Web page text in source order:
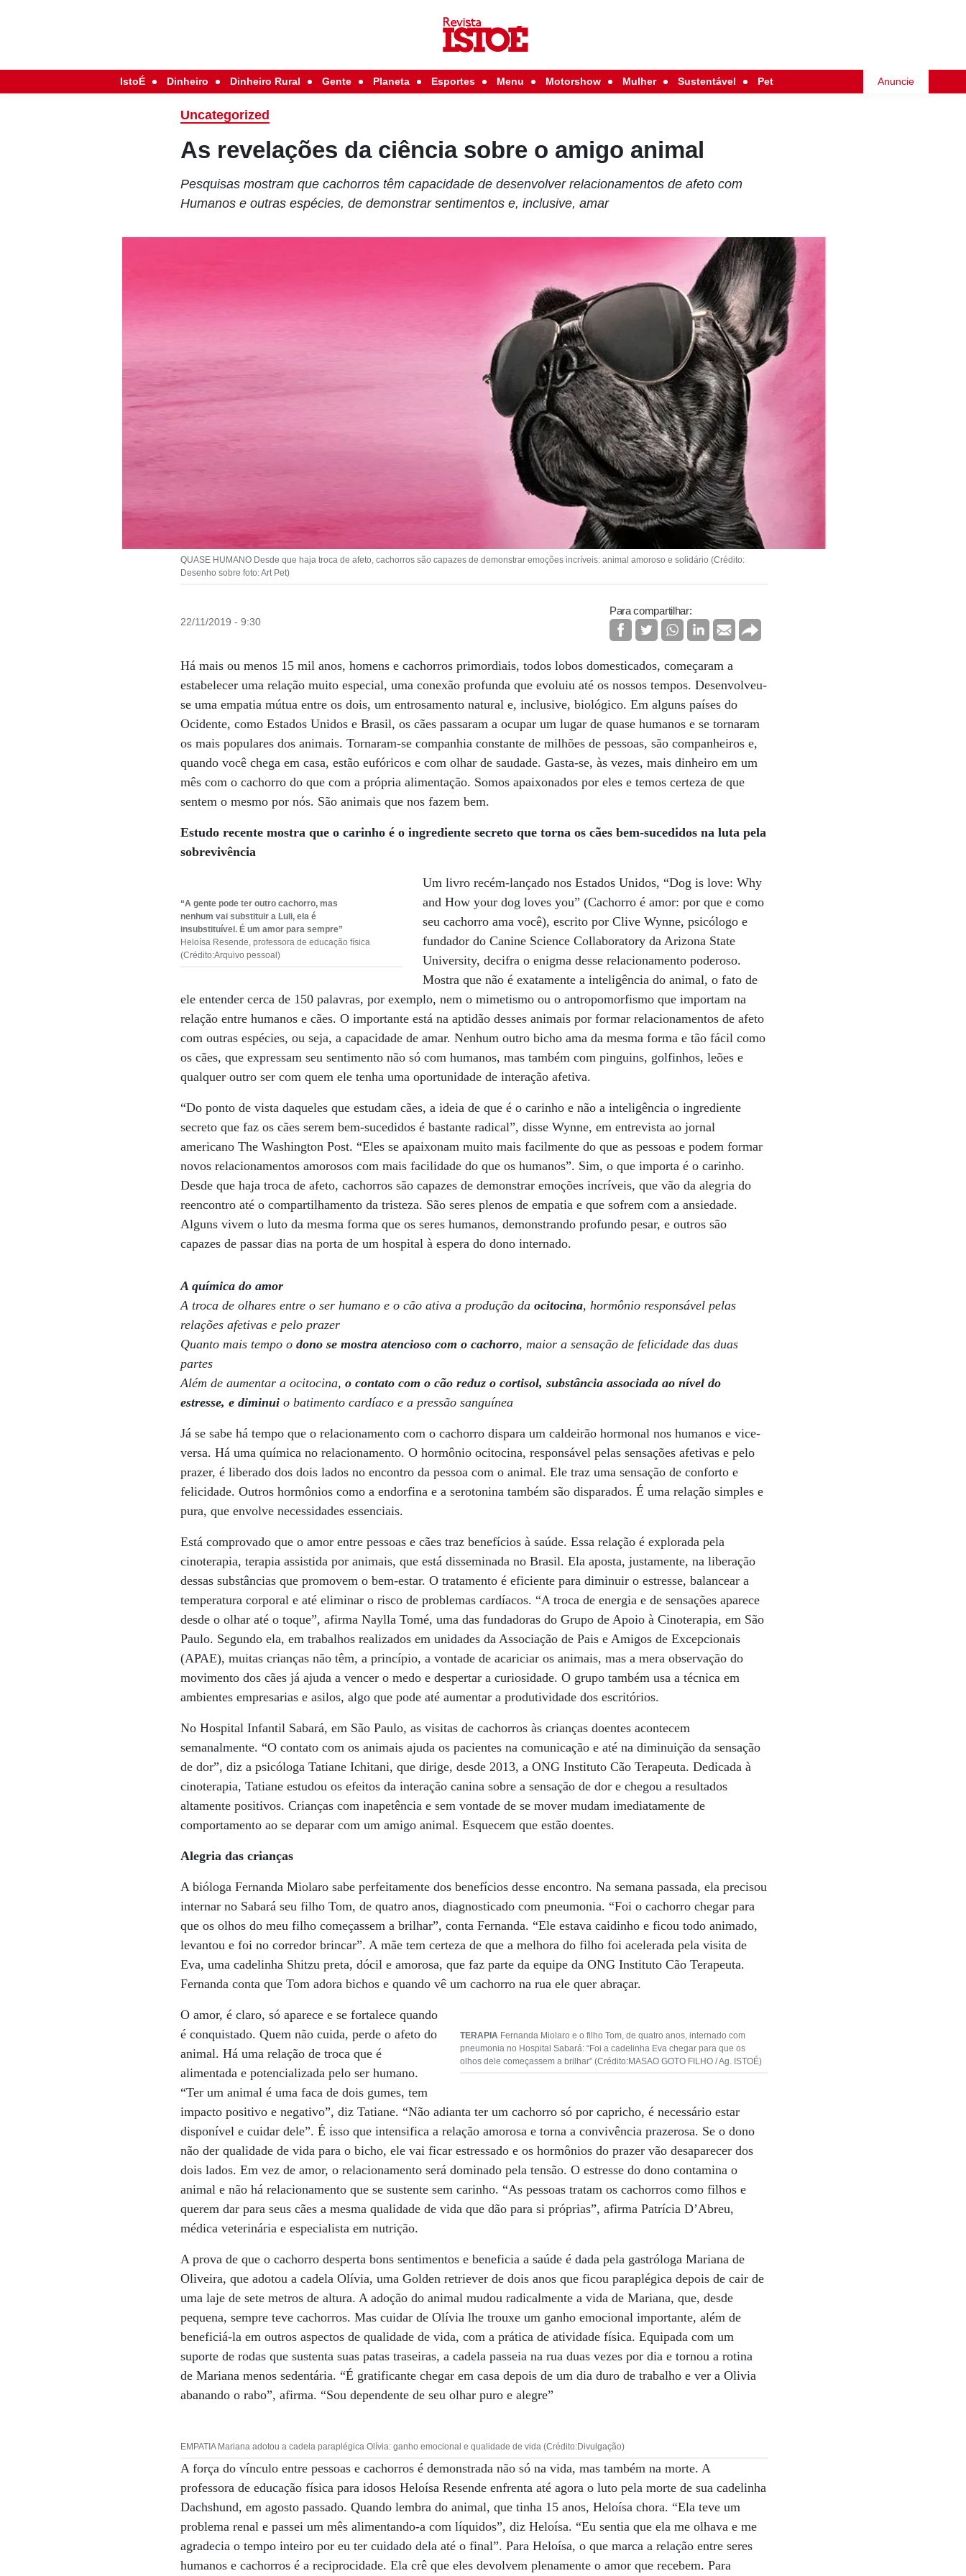
IstoÉ Dinheiro Dinheiro Rural Gente Planeta Esportes Menu Motorshow Mulher Sustentável Pet Anuncie
Uncategorized
As revelações da ciência sobre o amigo animal
Pesquisas mostram que cachorros têm capacidade de desenvolver relacionamentos de afeto com
Humanos e outras espécies, de demonstrar sentimentos e, inclusive, amar
QUASE HUMANO Desde que haja troca de afeto, cachorros são capazes de demonstrar emoções incríveis: animal amoroso e solidário (Crédito:
Desenho sobre foto: Art Pet)
22/11/2019 - 9:30
Para compartilhar:
Há mais ou menos 15 mil anos, homens e cachorros primordiais, todos lobos domesticados, começaram a
estabelecer uma relação muito especial, uma conexão profunda que evoluiu até os nossos tempos. Desenvolveu-
se uma empatia mútua entre os dois, um entrosamento natural e, inclusive, biológico. Em alguns países do
Ocidente, como Estados Unidos e Brasil, os cães passaram a ocupar um lugar de quase humanos e se tornaram
os mais populares dos animais. Tornaram-se companhia constante de milhões de pessoas, são companheiros e,
quando você chega em casa, estão eufóricos e com olhar de saudade. Gasta-se, às vezes, mais dinheiro em um
mês com o cachorro do que com a própria alimentação. Somos apaixonados por eles e temos certeza de que
sentem o mesmo por nós. São animais que nos fazem bem.
Estudo recente mostra que o carinhoé o ingrediente secreto que torna os cães bem-sucedidos na luta pela
sobrevivência
“A gente pode ter outro cachorro, mas
nenhum vai substituir a Luli, ela é
insubstituível. É um amor para sempre”
Heloísa Resende, professora de educação física
(Crédito:Arquivo pessoal)
Um livro recém-lançado nos Estados Unidos, “Dog is love: Why
and How your dog loves you” (Cachorro é amor: por que e como
seu cachorro ama você), escrito por Clive Wynne, psicólogo e
fundador do Canine Science Collaboratory da Arizona State
University, decifra o enigma desse relacionamento poderoso.
Mostra que não é exatamente a inteligência do animal, o fato de
ele entender cerca de 150 palavras, por exemplo, nem o mimetismo ou o antropomorfismo que importam na
relação entre humanos e cães. O importante está na aptidão desses animais por formar relacionamentos de afeto
com outras espécies, ou seja, a capacidade de amar. Nenhum outro bicho ama da mesma forma e tão fácil como
os cães, que expressam seu sentimento não só com humanos, mas também com pinguins, golfinhos, leões e
qualquer outro ser com quem ele tenha uma oportunidade de interação afetiva.
“Do ponto de vista daqueles que estudam cães, a ideia de que é o carinho e não a inteligência o ingrediente
secreto que faz os cães serem bem-sucedidos é bastante radical”, disse Wynne, em entrevista ao jornal
americano The Washington Post. “Eles se apaixonam muito mais facilmente do que as pessoas e podem formar
novos relacionamentos amorosos com mais facilidade do que os humanos”. Sim, o que importa é o carinho.
Desde que haja troca de afeto, cachorros são capazes de demonstrar emoções incríveis, que vão da alegria do
reencontro até o compartilhamento da tristeza. São seres plenos de empatia e que sofrem com a ansiedade.
Alguns vivem o luto da mesma forma que os seres humanos, demonstrando profundo pesar, e outros são
capazes de passar dias na porta de um hospital à espera do dono internado.
A química do amor
A troca de olhares entre o ser humano e o cão ativa a produção daocitocina, hormônio responsável pelas
relações afetivas e pelo prazer
Quanto mais tempo odono se mostra atencioso com o cachorro, maior a sensação de felicidade das duas
partes
Além de aumentar a ocitocina,o contato com o cão reduz o cortisol, substância associada ao nível do
estresse, e diminui o batimento cardíaco e a pressão sanguínea
Já se sabe há tempo que o relacionamento com o cachorro dispara um caldeirão hormonal nos humanos e vice-
versa. Há uma química no relacionamento. O hormônio ocitocina, responsável pelas sensações afetivas e pelo
prazer, é liberado dos dois lados no encontro da pessoa com o animal. Ele traz uma sensação de conforto e
felicidade. Outros hormônios como a endorfina e a serotonina também são disparados. É uma relação simples e
pura, que envolve necessidades essenciais.
Está comprovado que o amor entre pessoas e cães traz benefícios à saúde. Essa relação é explorada pela
cinoterapia, terapia assistida por animais, que está disseminada no Brasil. Ela aposta, justamente, na liberação
dessas substâncias que promovem o bem-estar. O tratamento é eficiente para diminuir o estresse, balancear a
temperatura corporal e até eliminar o risco de problemas cardíacos. “A troca de energia e de sensações aparece
desde o olhar até o toque”, afirma Naylla Tomé, uma das fundadoras do Grupo de Apoio à Cinoterapia, em São
Paulo. Segundo ela, em trabalhos realizados em unidades da Associação de Pais e Amigos de Excepcionais
(APAE), muitas crianças não têm, a princípio, a vontade de acariciar os animais, mas a mera observação do
movimento dos cães já ajuda a vencer o medo e despertar a curiosidade. O grupo também usa a técnica em
ambientes empresarias e asilos, algo que pode até aumentar a produtividade dos escritórios.
No Hospital Infantil Sabará, em São Paulo, as visitas de cachorros às crianças doentes acontecem
semanalmente. “O contato com os animais ajuda os pacientes na comunicação e até na diminuição da sensação
de dor”, diz a psicóloga Tatiane Ichitani, que dirige, desde 2013, a ONG Instituto Cão Terapeuta. Dedicada à
cinoterapia, Tatiane estudou os efeitos da interação canina sobre a sensação de dor e chegou a resultados
altamente positivos. Crianças com inapetência e sem vontade de se mover mudam imediatamente de
comportamento ao se deparar com um amigo animal. Esquecem que estão doentes.
Alegria das crianças
A bióloga Fernanda Miolaro sabe perfeitamente dos benefícios desse encontro. Na semana passada, ela precisou
internar no Sabará seu filho Tom, de quatro anos, diagnosticado com pneumonia. “Foi o cachorro chegar para
que os olhos do meu filho começassem a brilhar”, conta Fernanda. “Ele estava caidinho e ficou todo animado,
levantou e foi no corredor brincar”. A mãe tem certeza de que a melhora do filho foi acelerada pela visita de
Eva, uma cadelinha Shitzu preta, dócil e amorosa, que faz parte da equipe da ONG Instituto Cão Terapeuta.
Fernanda conta que Tom adora bichos e quando vê um cachorro na rua ele quer abraçar.
TERAPIAFernanda Miolaro e o filho Tom, de quatro anos, internado com
pneumonia no Hospital Sabará: “Foi a cadelinha Eva chegar para que os
olhos dele começassem a brilhar” (Crédito:MASAO GOTO FILHO / Ag. ISTOÉ)
O amor, é claro, só aparece e se fortalece quando
é conquistado. Quem não cuida, perde o afeto do
animal. Há uma relação de troca que é
alimentada e potencializada pelo ser humano.
“Ter um animal é uma faca de dois gumes, tem
impacto positivo e negativo”, diz Tatiane. “Não adianta ter um cachorro só por capricho, é necessário estar
disponível e cuidar dele”. É isso que intensifica a relação amorosa e torna a convivência prazerosa. Se o dono
não der qualidade de vida para o bicho, ele vai ficar estressado e os hormônios do prazer vão desaparecer dos
dois lados. Em vez de amor, o relacionamento será dominado pela tensão. O estresse do dono contamina o
animal e não há relacionamento que se sustente sem carinho. “As pessoas tratam os cachorros como filhos e
querem dar para seus cães a mesma qualidade de vida que dão para si próprias”, afirma Patrícia D’Abreu,
médica veterinária e especialista em nutrição.
A prova de que o cachorro desperta bons sentimentos e beneficia a saúde é dada pela gastróloga Mariana de
Oliveira, que adotou a cadela Olívia, uma Golden retriever de dois anos que ficou paraplégica depois de cair de
uma laje de sete metros de altura. A adoção do animal mudou radicalmente a vida de Mariana, que, desde
pequena, sempre teve cachorros. Mas cuidar de Olívia lhe trouxe um ganho emocional importante, além de
beneficiá-la em outros aspectos de qualidade de vida, com a prática de atividade física. Equipada com um
suporte de rodas que sustenta suas patas traseiras, a cadela passeia na rua duas vezes por dia e tornou a rotina
de Mariana menos sedentária. “É gratificante chegar em casa depois de um dia duro de trabalho e ver a Olivia
abanando o rabo”, afirma. “Sou dependente de seu olhar puro e alegre”
EMPATIA Mariana adotou a cadela paraplégica Olívia: ganho emocional e qualidade de vida (Crédito:Divulgação)
A força do vínculo entre pessoas e cachorros é demonstrada não só na vida, mas também na morte. A
professora de educação física para idosos Heloísa Resende enfrenta até agora o luto pela morte de sua cadelinha
Dachshund, em agosto passado. Quando lembra do animal, que tinha 15 anos, Heloísa chora. “Ela teve um
problema renal e passei um mês alimentando-a com líquidos”, diz Heloísa. “Eu sentia que ela me olhava e me
agradecia o tempo inteiro por eu ter cuidado dela até o final”. Para Heloísa, o que marca a relação entre seres
humanos e cachorros é a reciprocidade. Ela crê que eles devolvem plenamente o amor que recebem. Para